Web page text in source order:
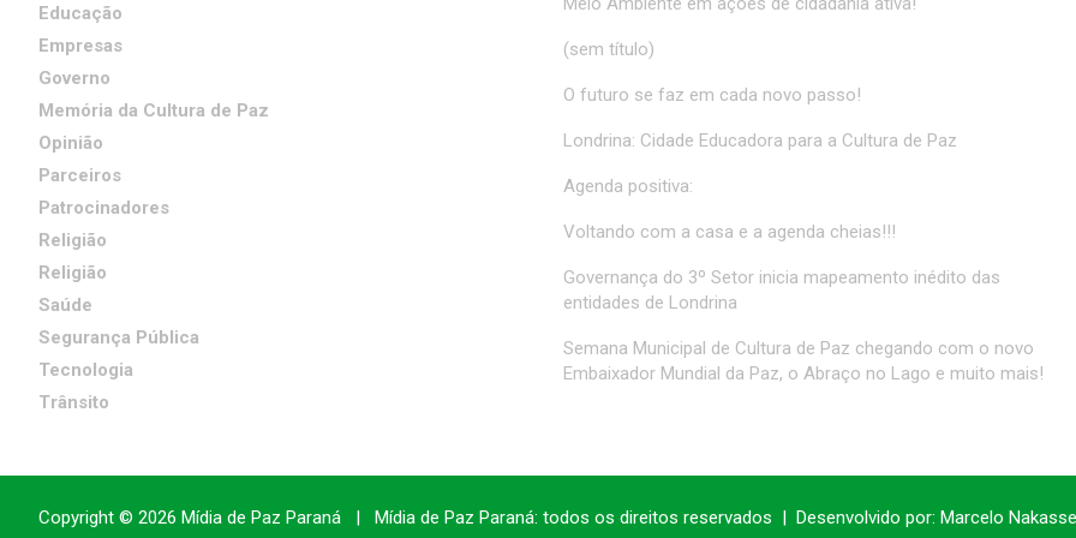
Educação
Empresas
Governo
Memória da Cultura de Paz
Opinião
Parceiros
Patrocinadores
Religião
Religião
Saúde
Segurança Pública
Tecnologia
Trânsito
(sem título)
O futuro se faz em cada novo passo!
Londrina: Cidade Educadora para a Cultura de Paz
Agenda positiva:
Voltando com a casa e a agenda cheias!!!
Governança do 3º Setor inicia mapeamento inédito das
entidades de Londrina
Semana Municipal de Cultura de Paz chegando com o novo
Embaixador Mundial da Paz, o Abraço no Lago e muito mais!
Copyright © 2026 Mídia de Paz Paraná Mídia de Paz Paraná: todos os direitos reservados Desenvolvido por: Marcelo Nakasse